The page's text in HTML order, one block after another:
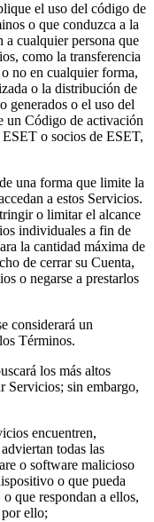
el uso del código de
o que conduzca a la
cualquier persona que
como la transferencia
no en cualquier forma,
o la distribución de
generados o el uso del
un Código de activación
o socios de ESET,
una forma que limite la
a estos Servicios.
o limitar el alcance
individuales a fin de
la cantidad máxima de
de cerrar su Cuenta,
o negarse a prestarlos
considerará un
Términos.
los más altos
Servicios; sin embargo,
encuentren,
todas las
o software malicioso
o que pueda
que respondan a ellos,
ello;